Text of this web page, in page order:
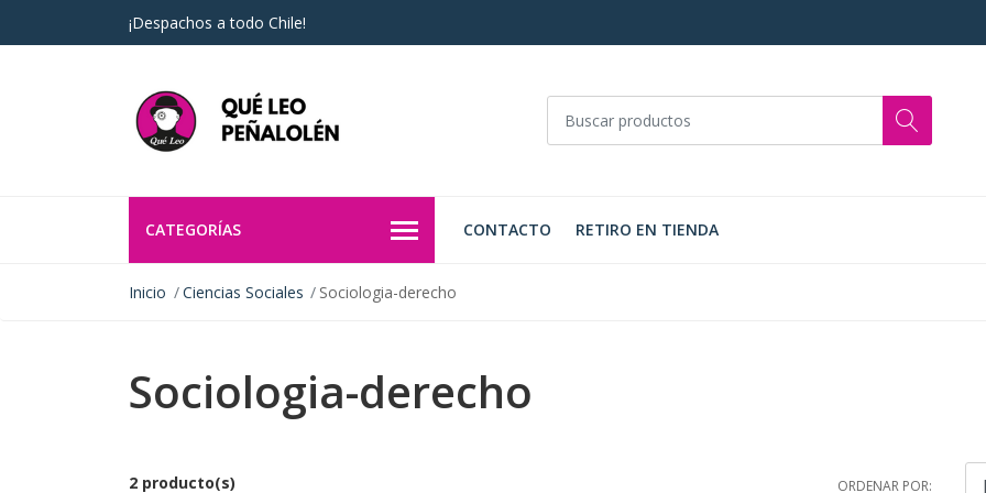
¡Despachos a todo Chile!
CATEGORÍAS CONTACTO RETIRO EN TIENDA
Inicio Ciencias Sociales Sociologia-derecho
Sociologia-derecho
2 producto(s) ORDENAR POR: